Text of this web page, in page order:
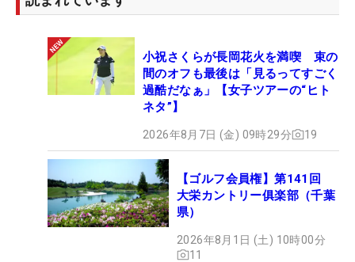
小祝さくらが長岡花火を満喫 束の
間のオフも最後は「見るってすごく
過酷だなぁ」【女子ツアーの“ヒト
ネタ”】
2026年8月7日 (金) 09時29分 19
【ゴルフ会員権】第141回
大栄カントリー俱楽部（千葉
県）
2026年8月1日 (土) 10時00分
11